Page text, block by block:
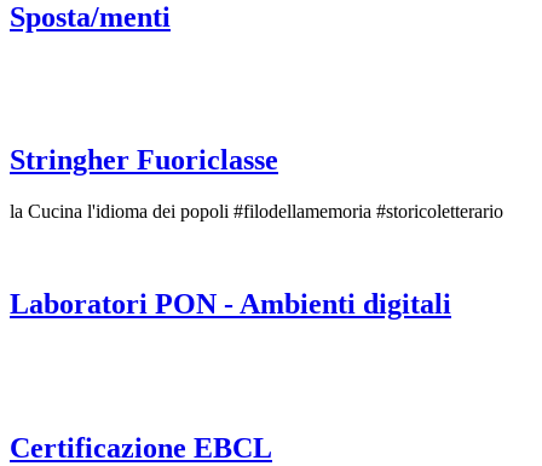
Sposta/menti
Stringher Fuoriclasse
la Cucina l'idioma dei popoli #filodellamemoria #storicoletterario
Laboratori PON - Ambienti digitali
Certificazione EBCL